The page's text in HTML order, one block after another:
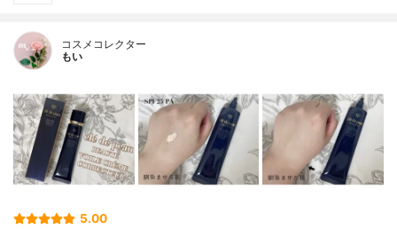
コスメコレクター
もい
5.00